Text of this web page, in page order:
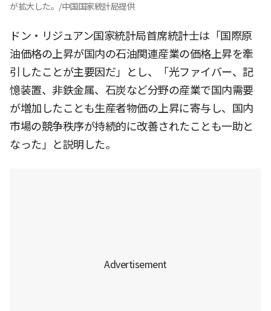
が拡大した。/中国国家統計局提供
ドン・リジュアン国家統計局首席統計士は「国際原
油価格の上昇が国内の石油関連産業の価格上昇を牽
引したことが主要因だ」とし、「光ファイバー、記
憶装置、非鉄金属、石炭など分野の産業で国内需要
が増加したことも生産者物価の上昇に寄与し、国内
市場の競争秩序が持続的に改善されたことも一助と
なった」と説明した。